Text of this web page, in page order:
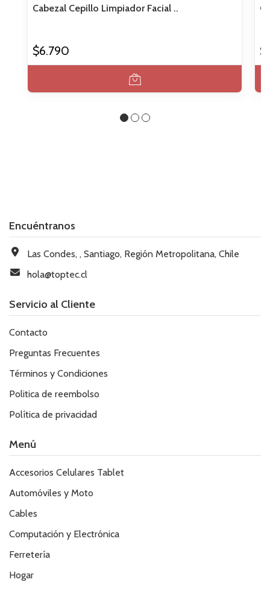
Cabezal Cepillo Limpiador Facial ..
$6.790
Encuéntranos
Las Condes, , Santiago, Región Metropolitana, Chile
hola@toptec.cl
Servicio al Cliente
Contacto
Preguntas Frecuentes
Términos y Condiciones
Politica de reembolso
Política de privacidad
Menú
Accesorios Celulares Tablet
Automóviles y Moto
Cables
Computación y Electrónica
Ferretería
Hogar